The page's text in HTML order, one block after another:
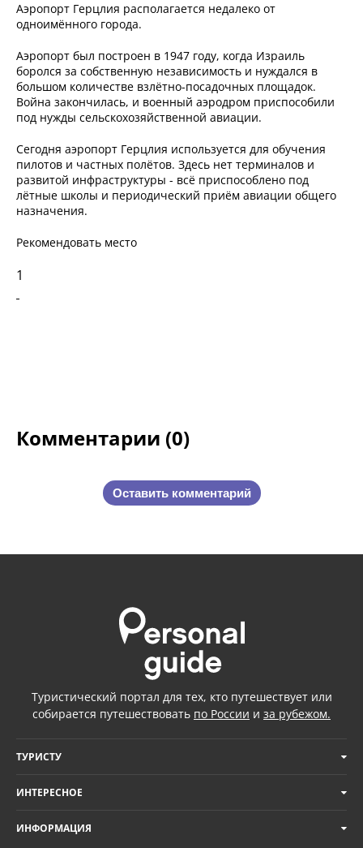
Аэропорт Герцлия располагается недалеко от
одноимённого города.
Аэропорт был построен в 1947 году, когда Израиль
боролся за собственную независимость и нуждался в
большом количестве взлётно-посадочных площадок.
Война закончилась, и военный аэродром приспособили
под нужды сельскохозяйственной авиации.
Сегодня аэропорт Герцлия используется для обучения
пилотов и частных полётов. Здесь нет терминалов и
развитой инфраструктуры - всё приспособлено под
лётные школы и периодический приём авиации общего
назначения.
Рекомендовать место
1
Комментарии (0)
Оставить комментарий
Туристический портал для тех, кто путешествует или
собирается путешествовать по России и за рубежом.
ТУРИСТУ
ИНТЕРЕСНОЕ
ИНФОРМАЦИЯ